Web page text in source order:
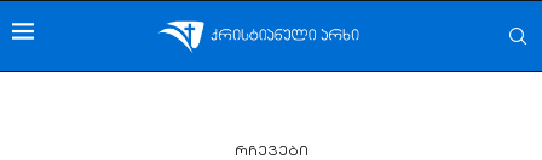
რჩევები